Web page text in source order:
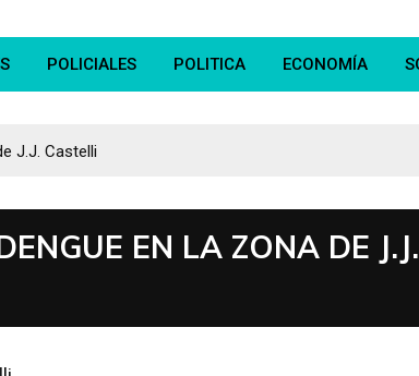
POLICIALES POLITICA ECONOMÍA
J.J. Castelli
EN LA ZONA DE J.J.